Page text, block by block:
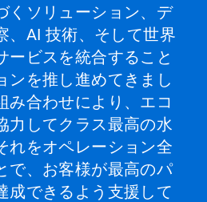
くソリューション、デ
、AI 技術、そして世界
ービスを統合すること
ンを推し進めてきまし
み合わせにより、エコ
力してクラス最高の水
れをオペレーション全
で、お客様が最高のパ
成できるよう支援して